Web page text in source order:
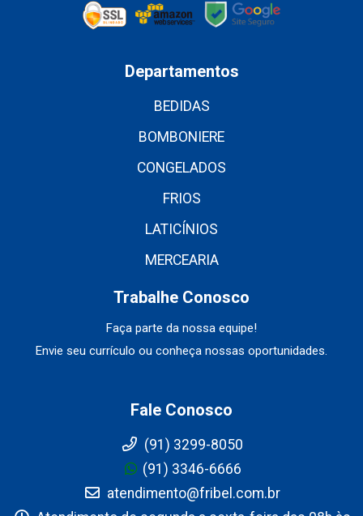
Departamentos
BEDIDAS
BOMBONIERE
CONGELADOS
FRIOS
LATICÍNIOS
MERCEARIA
Trabalhe Conosco
Faça parte da nossa equipe!
Envie seu currículo ou conheça nossas oportunidades.
Fale Conosco
(91) 3299-8050
(91) 3346-6666
atendimento@fribel.com.br